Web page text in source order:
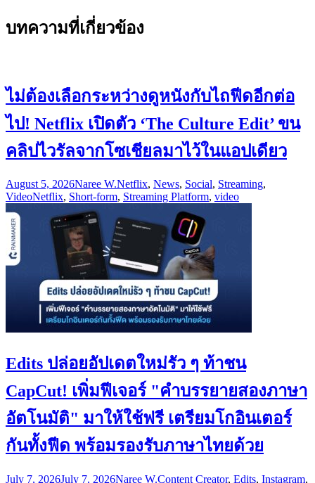
บทความที่เกี่ยวข้อง
ไม่ต้องเลือกระหว่างดูหนังกับไถฟีดอีกต่อ
ไป! Netflix เปิดตัว ‘The Culture Edit’ ขน
คลิปไวรัลจากโซเชียลมาไว้ในแอปเดียว
August 5, 2026Naree W.Netflix, News, Social, Streaming,
VideoNetflix, Short-form, Streaming Platform, video
Edits ปล่อยอัปเดตใหม่รัว ๆ ท้าชน
CapCut! เพิ่มฟีเจอร์ "คำบรรยายสองภาษา
อัตโนมัติ" มาให้ใช้ฟรี เตรียมโกอินเตอร์
กันทั้งฟีด พร้อมรองรับภาษาไทยด้วย
July 7, 2026July 7, 2026Naree W.Content Creator, Edits, Instagram,